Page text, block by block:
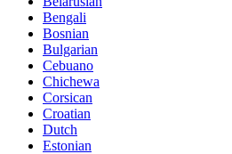
Bengali
Bosnian
Bulgarian
Cebuano
Chichewa
Corsican
Croatian
Dutch
Estonian